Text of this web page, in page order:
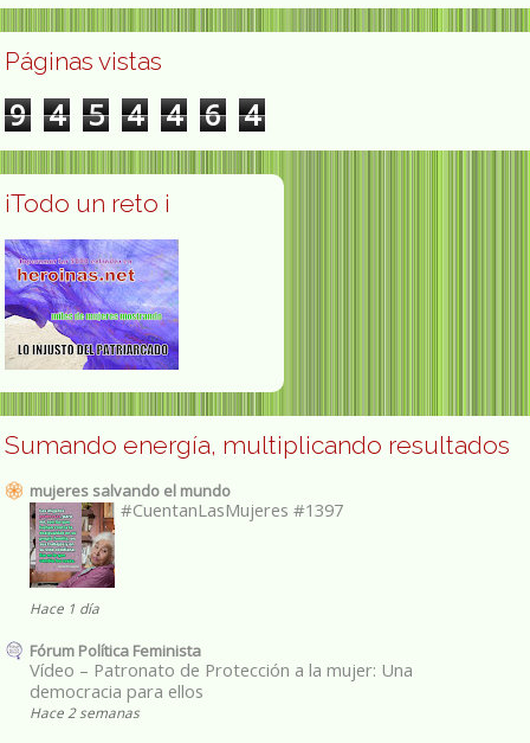
Páginas vistas
9 4 5 4 4 6 4
¡Todo un reto ¡
Sumando energía, multiplicando resultados
mujeres salvando el mundo
#CuentanLasMujeres #1397
Hace 1 día
Fórum Política Feminista
Vídeo – Patronato de Protección a la mujer: Una
democracia para ellos
Hace 2 semanas